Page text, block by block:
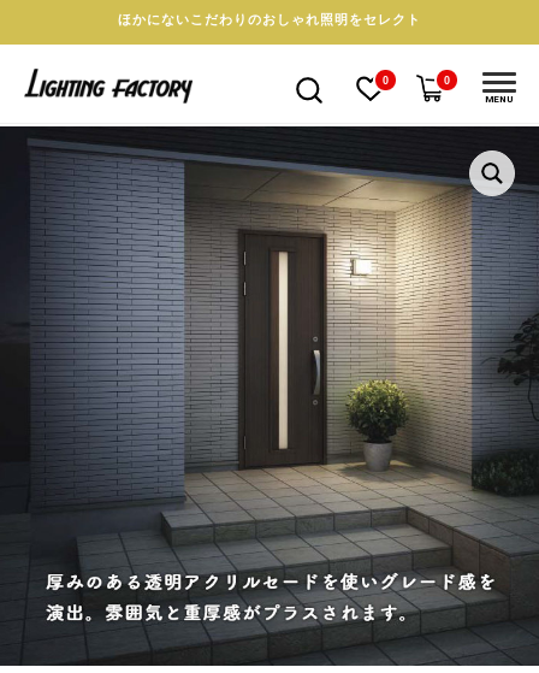
ほかにないこだわりのおしゃれ照明をセレクト
0 0
MENU